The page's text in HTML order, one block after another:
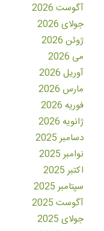
آگوست 2026
جولای 2026
ژوئن 2026
می 2026
آوریل 2026
مارس 2026
فوریه 2026
ژانویه 2026
دسامبر 2025
نوامبر 2025
اکتبر 2025
سپتامبر 2025
آگوست 2025
جولای 2025